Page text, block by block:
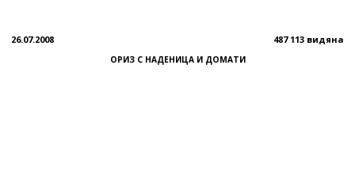
26.07.2008 487 113 видяна
ОРИЗ С НАДЕНИЦА И ДОМАТИ